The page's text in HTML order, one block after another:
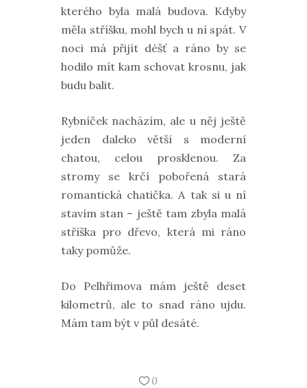
kterého byla malá budova. Kdyby
měla stříšku, mohl bych u ní spát. V
noci má přijít déšť a ráno by se
hodilo mít kam schovat krosnu, jak
budu balit.
Rybníček nacházím, ale u něj ještě
jeden daleko větší s moderní
chatou, celou prosklenou. Za
stromy se krčí pobořená stará
romantická chatička. A tak si u ní
stavím stan – ještě tam zbyla malá
stříška pro dřevo, která mi ráno
taky pomůže.
Do Pelhřimova mám ještě deset
kilometrů, ale to snad ráno ujdu.
Mám tam být v půl desáté.
0